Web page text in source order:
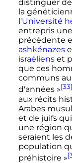
distinguer
la
l'Université
entrepris
précédente
ashkénazes
israélienset
que ces
communs
d'années »[33]
aux récits
Arabes
et de juifs
une région
seraient les
population
préhistoire »